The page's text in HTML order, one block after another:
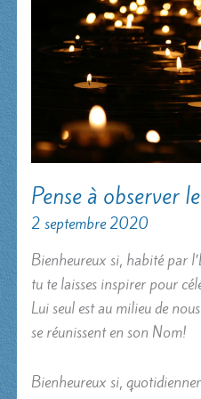
Pense à observer
2 septembre 2020
Bienheureux si, habité par
tu te laisses inspirer pour
Lui seul est au milieu de
se réunissent en son Nom!
Bienheureux si,